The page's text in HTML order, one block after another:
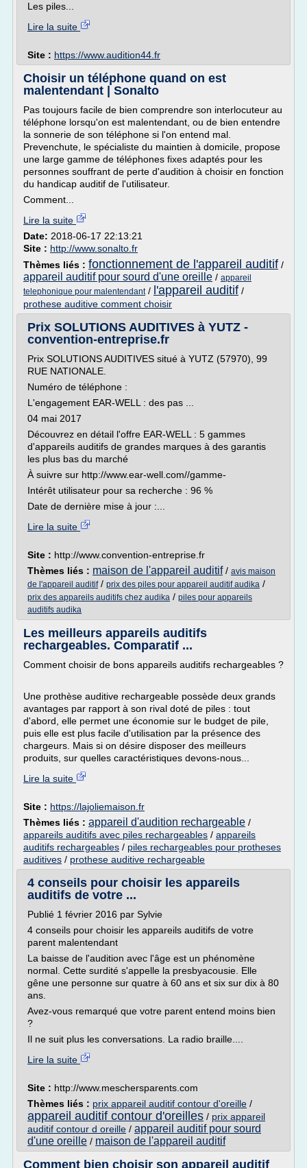
Les piles...
Lire la suite
Site : https://www.audition44.fr
Choisir un téléphone quand on est
malentendant | Sonalto
Pas toujours facile de bien comprendre son interlocuteur au
téléphone lorsqu'on est malentendant, ou de bien entendre
la sonnerie de son téléphone si l'on entend mal.
Prevenchute, le spécialiste du maintien à domicile, propose
une large gamme de téléphones fixes adaptés pour les
personnes souffrant de perte d'audition à choisir en fonction
du handicap auditif de l'utilisateur.
Comment...
Lire la suite
Date: 2018-06-17 22:13:21
Site : http://www.sonalto.fr
Thèmes liés : fonctionnement de l'appareil auditif /
appareil auditif pour sourd d'une oreille / appareil
telephonique pour malentendant/ l'appareil auditif /
prothese auditive comment choisir
Prix SOLUTIONS AUDITIVES à YUTZ -
convention-entreprise.fr
Prix SOLUTIONS AUDITIVES situé à YUTZ (57970), 99
RUE NATIONALE.
Numéro de téléphone :
L'engagement EAR-WELL : des pas ...
04 mai 2017
Découvrez en détail l'offre EAR-WELL : 5 gammes
d'appareils auditifs de grandes marques à des garantis
les plus bas du marché
À suivre sur http://www.ear-well.com//gamme-
Intérêt utilisateur pour sa recherche : 96 %
Date de dernière mise à jour :...
Lire la suite
Site : http://www.convention-entreprise.fr
Thèmes liés : maison de l'appareil auditif/ avis maison
de l'appareil auditif/ prix des piles pour appareil auditif audika /
prix des appareils auditifs chez audika / piles pour appareils
auditifs audika
Les meilleurs appareils auditifs
rechargeables. Comparatif ...
Comment choisir de bons appareils auditifs rechargeables ?
Une prothèse auditive rechargeable possède deux grands
avantages par rapport à son rival doté de piles : tout
d'abord, elle permet une économie sur le budget de pile,
puis elle est plus facile d'utilisation par la présence des
chargeurs. Mais si on désire disposer des meilleurs
produits, sur quelles caractéristiques devons-nous...
Lire la suite
Site : https://lajoliemaison.fr
Thèmes liés : appareil d'audition rechargeable /
appareils auditifs avec piles rechargeables / appareils
auditifs rechargeables / piles rechargeables pour protheses
auditives / prothese auditive rechargeable
4 conseils pour choisir les appareils
auditifs de votre ...
Publié 1 février 2016 par Sylvie
4 conseils pour choisir les appareils auditifs de votre
parent malentendant
La baisse de l'audition avec l'âge est un phénomène
normal. Cette surdité s'appelle la presbyacousie. Elle
gêne une personne sur quatre à 60 ans et six sur dix à 80
ans.
Avez-vous remarqué que votre parent entend moins bien
?
Il ne suit plus les conversations. La radio braille....
Lire la suite
Site : http://www.meschersparents.com
Thèmes liés : prix appareil auditif contour d'oreille /
appareil auditif contour d'oreilles / prix appareil
auditif contour d oreille / appareil auditif pour sourd
d'une oreille / maison de l'appareil auditif
Comment bien choisir son appareil auditif